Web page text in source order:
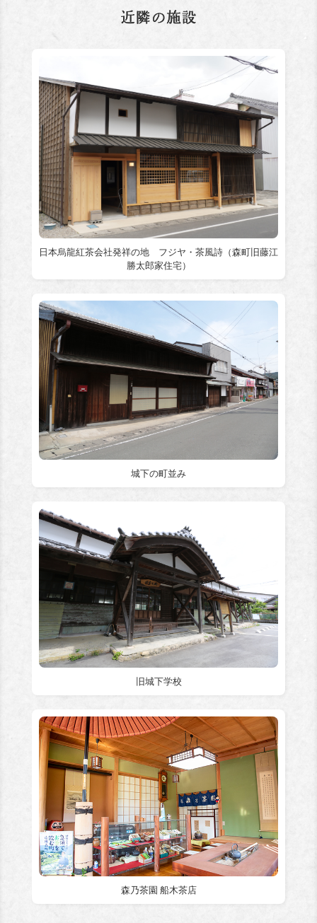
日本烏龍紅茶会社発祥の地 フジヤ・茶風詩（森町旧藤江
勝太郎家住宅）
城下の町並み
旧城下学校
森乃茶園 船木茶店